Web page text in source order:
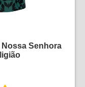
Nossa Senhora